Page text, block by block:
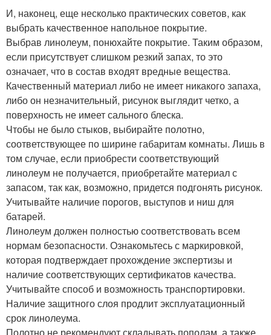
И, наконец, еще несколько практических советов, как
выбрать качественное напольное покрытие.
Выбрав линолеум, понюхайте покрытие. Таким образом,
если присутствует слишком резкий запах, то это
означает, что в состав входят вредные вещества.
Качественный материал либо не имеет никакого запаха,
либо он незначительный, рисунок выглядит четко, а
поверхность не имеет сального блеска.
Чтобы не было стыков, выбирайте полотно,
соответствующее по ширине габаритам комнаты. Лишь в
том случае, если приобрести соответствующий
линолеум не получается, приобретайте материал с
запасом, так как, возможно, придется подгонять рисунок.
Учитывайте наличие порогов, выступов и ниш для
батарей.
Линолеум должен полностью соответствовать всем
нормам безопасности. Ознакомьтесь с маркировкой,
которая подтверждает прохождение экспертизы и
наличие соответствующих сертификатов качества.
Учитывайте способ и возможность транспортировки.
Наличие защитного слоя продлит эксплуатационный
срок линолеума.